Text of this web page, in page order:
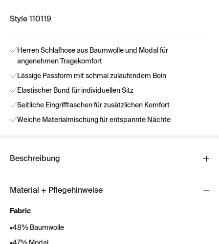
Style 110119
Herren Schlafhose aus Baumwolle und Modal für
angenehmen Tragekomfort
Lässige Passform mit schmal zulaufendem Bein
Elastischer Bund für individuellen Sitz
Seitliche Eingrifftaschen für zusätzlichen Komfort
Weiche Materialmischung für entspannte Nächte
Beschreibung
Material + Pflegehinweise
Fabric
•48% Baumwolle